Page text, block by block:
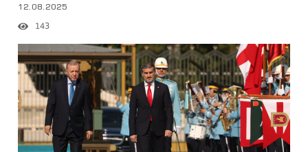
12.08.2025
143